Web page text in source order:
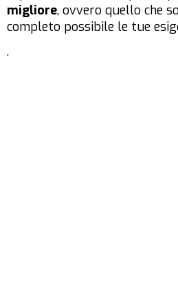
migliore, ovvero quello che
completo possibile le tue
.